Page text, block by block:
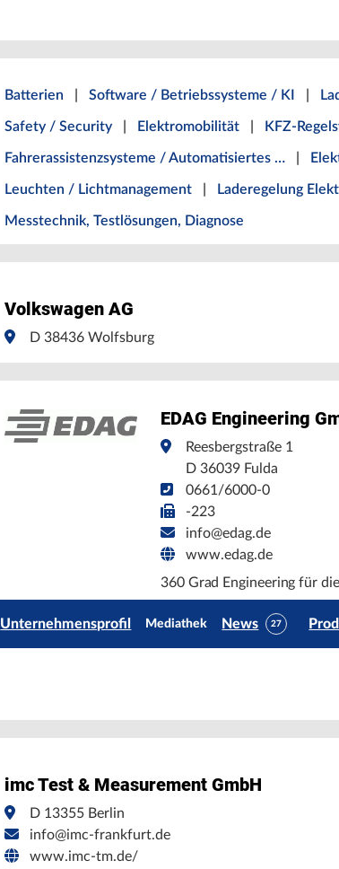
Batterien Software / Betriebssysteme / KI
Safety / Security Elektromobilität KFZ-
Fahrerassistenzsysteme / Automatisiertes …
Leuchten / Lichtmanagement Laderegelung
Messtechnik, Testlösungen, Diagnose
Volkswagen AG
D 38436 Wolfsburg
EDAG Engineering
Reesbergstraße 1
D 36039 Fulda
0661/6000-0
-223
info@edag.de
www.edag.de
360 Grad Engineering für
Unternehmensprofil Mediathek News 27
imc Test & Measurement GmbH
D 13355 Berlin
info@imc-frankfurt.de
www.imc-tm.de/